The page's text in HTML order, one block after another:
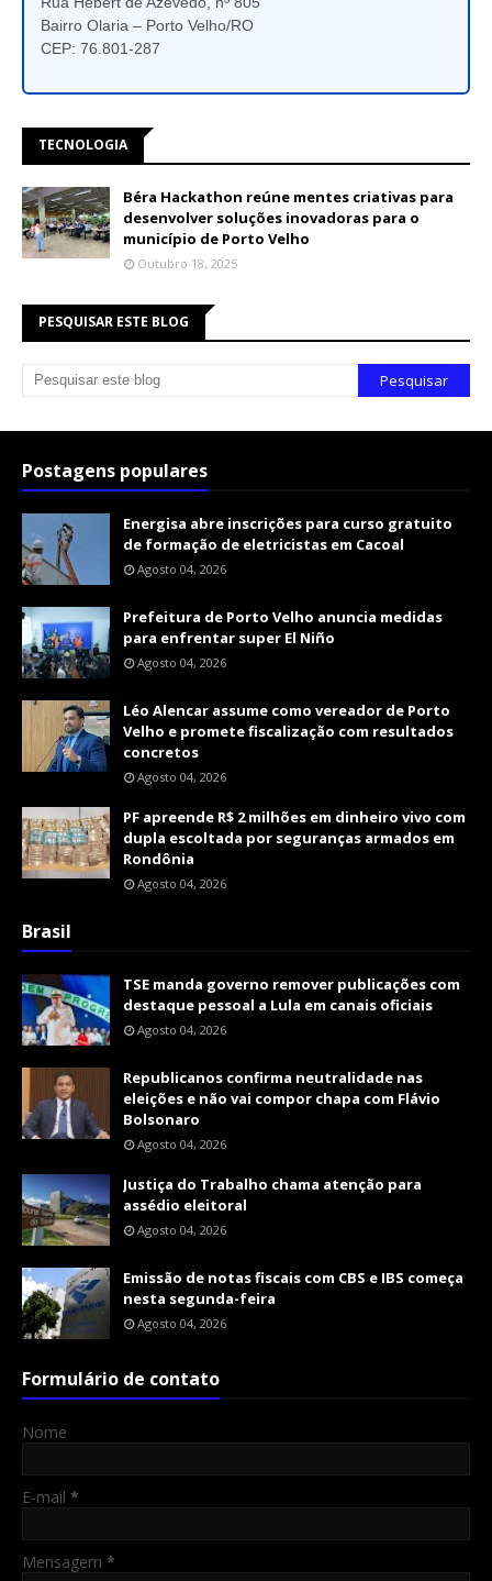
Bairro Olaria – Porto Velho/RO
CEP: 76.801-287
TECNOLOGIA
Béra Hackathon reúne mentes criativas para
desenvolver soluções inovadoras para o
município de Porto Velho
Outubro 18, 2025
PESQUISAR ESTE BLOG
Postagens populares
Energisa abre inscrições para curso gratuito
de formação de eletricistas em Cacoal
Agosto 04, 2026
Prefeitura de Porto Velho anuncia medidas
para enfrentar super El Niño
Agosto 04, 2026
Léo Alencar assume como vereador de Porto
Velho e promete fiscalização com resultados
concretos
Agosto 04, 2026
PF apreende R$ 2 milhões em dinheiro vivo com
dupla escoltada por seguranças armados em
Rondônia
Agosto 04, 2026
Brasil
TSE manda governo remover publicações com
destaque pessoal a Lula em canais oficiais
Agosto 04, 2026
Republicanos confirma neutralidade nas
eleições e não vai compor chapa com Flávio
Bolsonaro
Agosto 04, 2026
Justiça do Trabalho chama atenção para
assédio eleitoral
Agosto 04, 2026
Emissão de notas fiscais com CBS e IBS começa
nesta segunda-feira
Agosto 04, 2026
Formulário de contato
Nome
E-mail *
Mensagem *